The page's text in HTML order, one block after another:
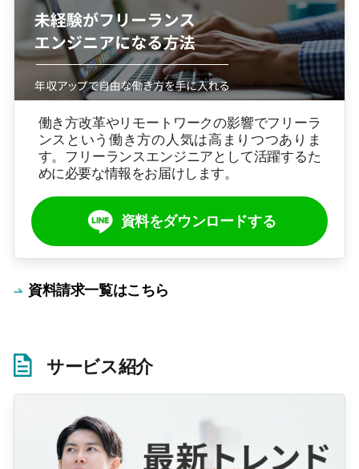
働き方改革やリモートワークの影響でフリーラ
ンスという働き方の人気は高まりつつありま
す。フリーランスエンジニアとして活躍するた
めに必要な情報をお届けします。
資料をダウンロードする
資料請求一覧はこちら
サービス紹介